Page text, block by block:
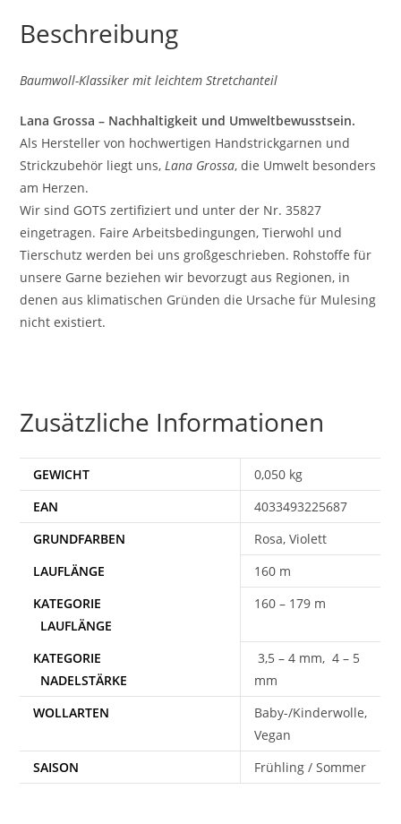
Beschreibung
Baumwoll-Klassiker mit leichtem Stretchanteil
Lana Grossa – Nachhaltigkeit und Umweltbewusstsein.
Als Hersteller von hochwertigen Handstrickgarnen und
Strickzubehör liegt uns,Lana Grossa, die Umwelt besonders
am Herzen.
Wir sind GOTS zertifiziert und unter der Nr. 35827
eingetragen. Faire Arbeitsbedingungen, Tierwohl und
Tierschutz werden bei uns großgeschrieben. Rohstoffe für
unsere Garne beziehen wir bevorzugt aus Regionen, in
denen aus klimatischen Gründen die Ursache für Mulesing
nicht existiert.
Zusätzliche Informationen
GEWICHT
0,050 kg
EAN
4033493225687
Rosa, Violett
160 m
160 – 179 m
3,5 – 4 mm, 4 – 5
mm
WOLLARTEN
Baby-/Kinderwolle,
Vegan
SAISON
Frühling / Sommer